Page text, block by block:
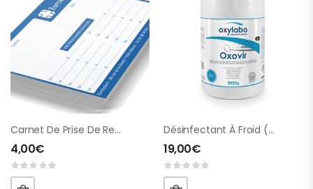
Carnet De Prise De Rendez-Vous
4,00€
Désinfectant À Froid (dérivé D’acide Peracétique)
19,00€